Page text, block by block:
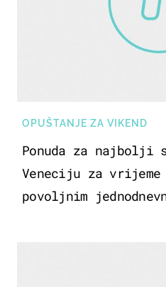
OPUŠTANJE ZA VIKEND
Ponuda za
Veneciju za vrijeme
povoljnim